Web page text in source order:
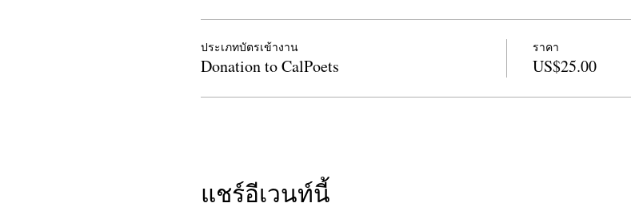
ประเภทบัตรเข้างาน
Donation to CalPoets
ราคา
US$25.00
แชร์อีเวนท์นี้